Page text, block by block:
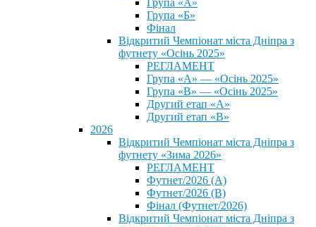
Група «А»
Група «Б»
Фінал
Відкритий Чемпіонат міста Дніпра з
футнету «Осінь 2025»
РЕГЛАМЕНТ
Група «А» — «Осінь 2025»
Група «В» — «Осінь 2025»
Другий етап «А»
Другий етап «В»
2026
Відкритий Чемпіонат міста Дніпра з
футнету «Зима 2026»
РЕГЛАМЕНТ
Футнет/2026 (А)
Футнет/2026 (В)
Фінал (Футнет/2026)
Відкритий Чемпіонат міста Дніпра з